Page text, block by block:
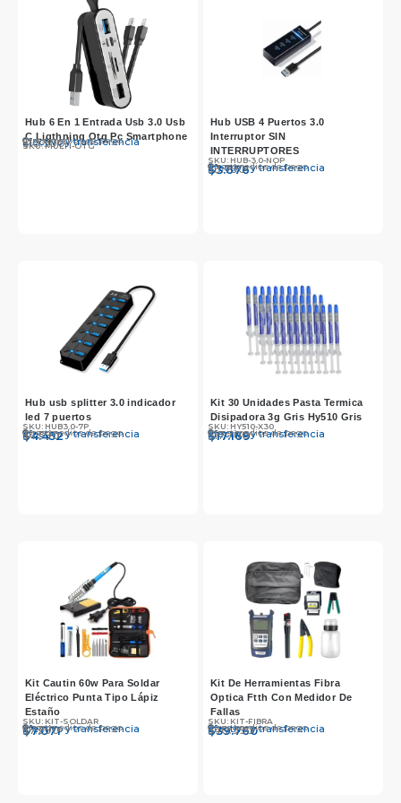
Hub 6 En 1 Entrada Usb 3.0 Usb
C Ligthning Otg Pc Smartphone
SKU: MULTI-OTG
Efectivo y transferencia
$10.990
Otros medios de pago
Hub USB 4 Puertos 3.0
Interruptor SIN
INTERRUPTORES
SKU: HUB-3.0-NOP
$3.676
Efectivo y transferencia
$3.790
Otros medios de pago
Hub usb splitter 3.0 indicador
led 7 puertos
SKU: HUB3.0-7P
$4.452
Efectivo y transferencia
$4.590
Otros medios de pago
Kit 30 Unidades Pasta Termica
Disipadora 3g Gris Hy510 Gris
SKU: HY510-X30
$17.169
Efectivo y transferencia
$17.700
Otros medios de pago
Kit Cautin 60w Para Soldar
Eléctrico Punta Tipo Lápiz
Estaño
SKU: KIT-SOLDAR
$7.071
Efectivo y transferencia
$7.290
Otros medios de pago
Kit De Herramientas Fibra
Optica Ftth Con Medidor De
Fallas
SKU: KIT-FIBRA
$39.760
Efectivo y transferencia
$40.990
Otros medios de pago